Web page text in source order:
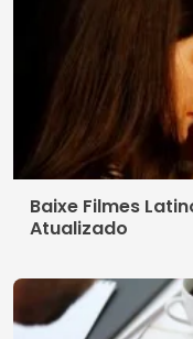
Baixe Filmes
Atualizado